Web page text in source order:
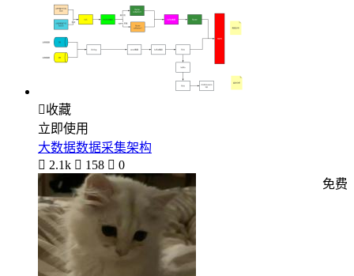
收藏
立即使用
大数据数据采集架构
 2.1k  158  0
免费